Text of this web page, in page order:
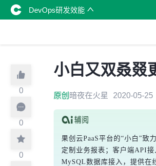
DevOps研发效能
0
0
0
小白又双叒叕
原创 暗夜在火星 2020-05-25
果创云PaaS平台的“小白”致
定制业务报表；客户端API
MySQL数据库接入，提供在